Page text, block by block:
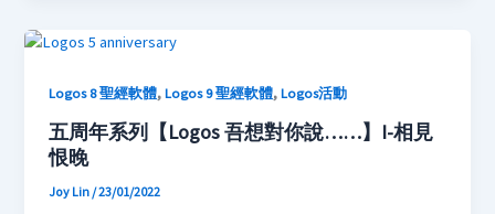
Logos 8 聖經軟體,Logos 9 聖經軟體,Logos活動
五周年系列【Logos 吾想對你說……】I-相見
恨晚
Joy Lin/23/01/2022